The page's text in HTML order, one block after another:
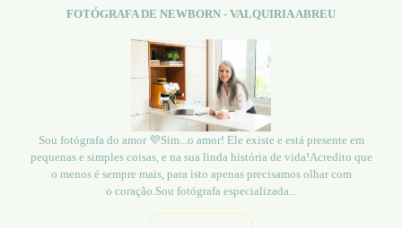
FOTÓGRAFA DE NEWBORN - VALQUIRIA ABREU
Sou fotógrafa do amor 💜Sim...o amor! Ele existe e está presente em
pequenas e simples coisas, e na sua linda história de vida!Acredito que
o menos é sempre mais, para isto apenas precisamos olhar com
o coração.Sou fotógrafa especializada...